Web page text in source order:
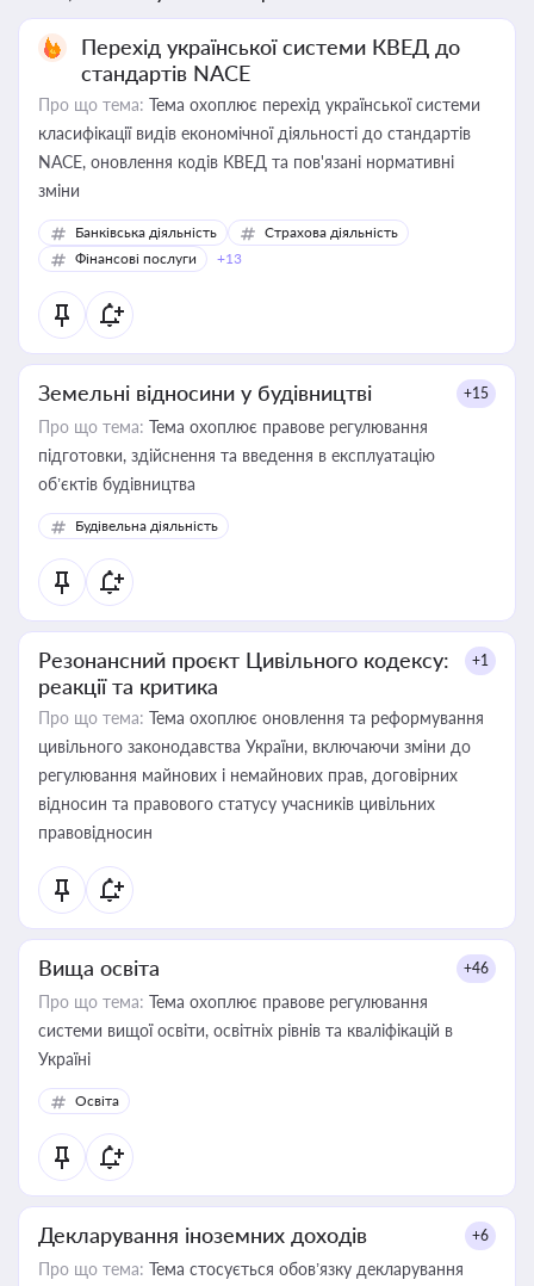
Перехід української системи КВЕД до
стандартів NACE
Про що тема: Тема охоплює перехід української системи
класифікації видів економічної діяльності до стандартів
NACE, оновлення кодів КВЕД та пов'язані нормативні
зміни
Банківська діяльність
Страхова діяльність
Фінансові послуги
+13
Земельні відносини у будівництві +15
Про що тема: Тема охоплює правове регулювання
підготовки, здійснення та введення в експлуатацію
об’єктів будівництва
Будівельна діяльність
Резонансний проєкт Цивільного кодексу:
реакції та критика
+1
Про що тема: Тема охоплює оновлення та реформування
цивільного законодавства України, включаючи зміни до
регулювання майнових і немайнових прав, договірних
відносин та правового статусу учасників цивільних
правовідносин
Вища освіта +46
Про що тема: Тема охоплює правове регулювання
системи вищої освіти, освітніх рівнів та кваліфікацій в
Україні
Освіта
Декларування іноземних доходів +6
Про що тема: Тема стосується обов’язку декларування